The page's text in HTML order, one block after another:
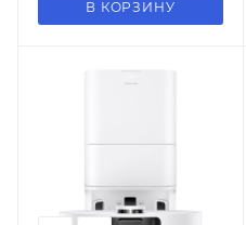
В КОРЗИНУ